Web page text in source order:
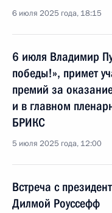
6 июля 2025 года, 18:15
6 июля Владимир
победы!», примет
премий за
и в главном
БРИКС
5 июля 2025 года, 12:00
Встреча с
Дилмой Роуссефф